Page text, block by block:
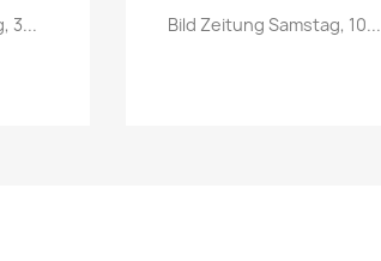
3... Vorschau
Bild Zeitung Samstag, 10...